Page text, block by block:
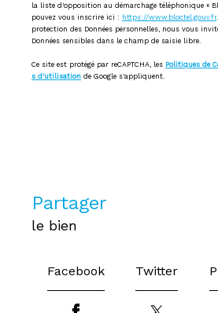
la liste d'opposition au démarchage téléphonique «
pouvez vous inscrire ici : https://www.bloctel.gouv.fr
protection des Données personnelles, nous vous
Données sensibles dans le champ de saisie libre.
Ce site est protégé par reCAPTCHA, les Politiques de
s d'utilisation de Google s'appliquent.
partager
le bien
Facebook Twitter